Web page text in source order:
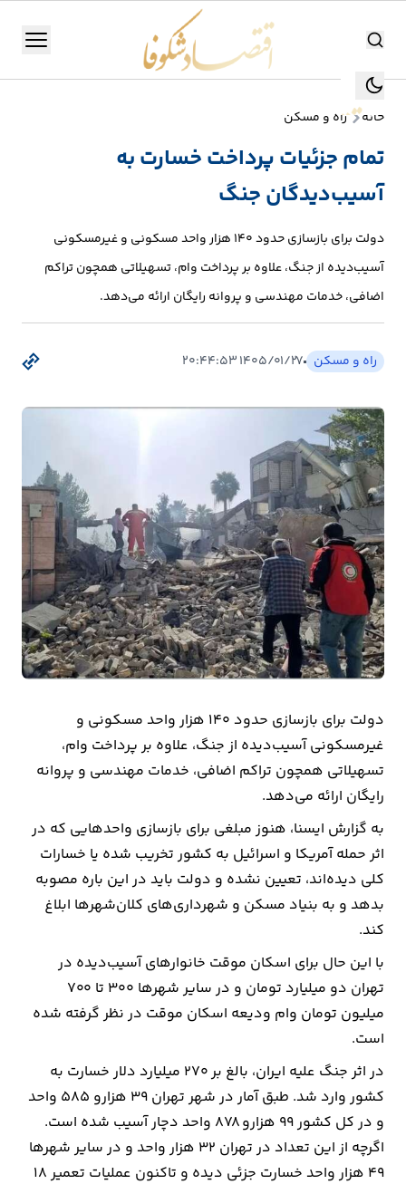
جستجو جستجو
منو
تولید
صنعت
انرژی
بورس
بیمه
اقتصاد
جهان
بازار
و
تجارت
کشاورزی
راه
مسکن
اقتصاد
ایران
ارتباطات
خودرو
نوتیف
شناور
خانه راه و مسکن
تمام جزئیات پرداخت خسارت به
آسیب‌دیدگان جنگ
دولت برای بازسازی حدود ۱۴۰ هزار واحد مسکونی و غیرمسکونی
آسیب‌دیده از جنگ، علاوه بر پرداخت وام، تسهیلاتی همچون تراکم
اضافی، خدمات مهندسی و پروانه رایگان ارائه می‌دهد.
راه و مسکن ۱۴۰۵/۰۱/۲۷ ۲۰:۴۴:۵۳
دولت برای بازسازی حدود ۱۴۰ هزار واحد مسکونی و
غیرمسکونی آسیب‌دیده از جنگ، علاوه بر پرداخت وام،
تسهیلاتی همچون تراکم اضافی، خدمات مهندسی و پروانه
رایگان ارائه می‌دهد.
به گزارش ایسنا، هنوز مبلغی برای بازسازی واحدهایی که در
اثر حمله آمریکا و اسرائیل به کشور تخریب شده یا خسارات
کلی دیده‌اند، تعیین نشده و دولت باید در این باره مصوبه
بدهد و به بنیاد مسکن و شهرداری‌های کلان‌شهرها ابلاغ
کند.
با این حال برای اسکان موقت خانوارهای آسیب‌دیده در
تهران دو میلیارد تومان و در سایر شهرها ۳۰۰ تا ۷۰۰
میلیون تومان وام ودیعه اسکان موقت در نظر گرفته شده
است.
در اثر جنگ علیه ایران، بالغ بر ۲۷۰ میلیارد دلار خسارت به
کشور وارد شد. طبق آمار در شهر تهران ۳۹ هزارو ۵۸۵ واحد
و در کل کشور ۹۹ هزار‌و ۸۷۸ واحد دچار آسیب شده است.
اگرچه از این تعداد در تهران ۳۲ هزار واحد و در سایر شهرها
۴۹ هزار واحد خسارت جزئی دیده و تاکنون عملیات تعمیر ۱۸